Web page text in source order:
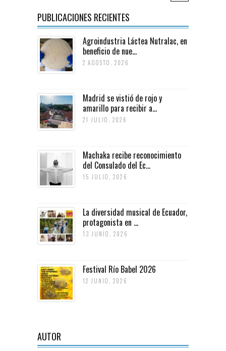
PUBLICACIONES RECIENTES
Agroindustria Láctea Nutralac, en
beneficio de nue...
2 AGOSTO, 2026
Madrid se vistió de rojo y
amarillo para recibir a...
21 JULIO, 2026
Machaka recibe reconocimiento
del Consulado del Ec...
15 JULIO, 2026
La diversidad musical de Ecuador,
protagonista en ...
13 JUNIO, 2026
Festival Río Babel 2026
12 JUNIO, 2026
AUTOR